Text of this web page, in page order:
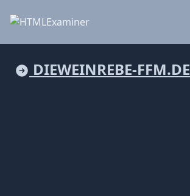
DIEWEINREBE-FFM.DE